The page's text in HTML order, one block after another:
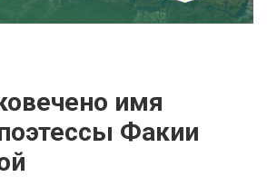
имя
Факии